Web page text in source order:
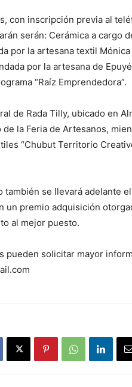
con inscripción previa al
serán: Cerámica a cargo
por la artesana textil
por la artesana de
“Raíz Emprendedora”.
de Rada Tilly, ubicado en
la Feria de Artesanos,
“Chubut Territorio
también se llevará adelante
un premio adquisición
al mejor puesto.
pueden solicitar mayor